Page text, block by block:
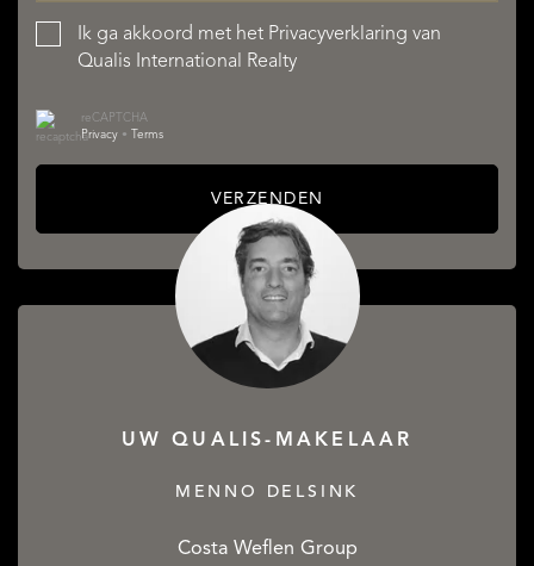
Ik ga akkoord met het Privacyverklaring van
Qualis International Realty
reCAPTCHA
Privacy • Terms
VERZENDEN
UW QUALIS-MAKELAAR
MENNO DELSINK
Costa Weflen Group